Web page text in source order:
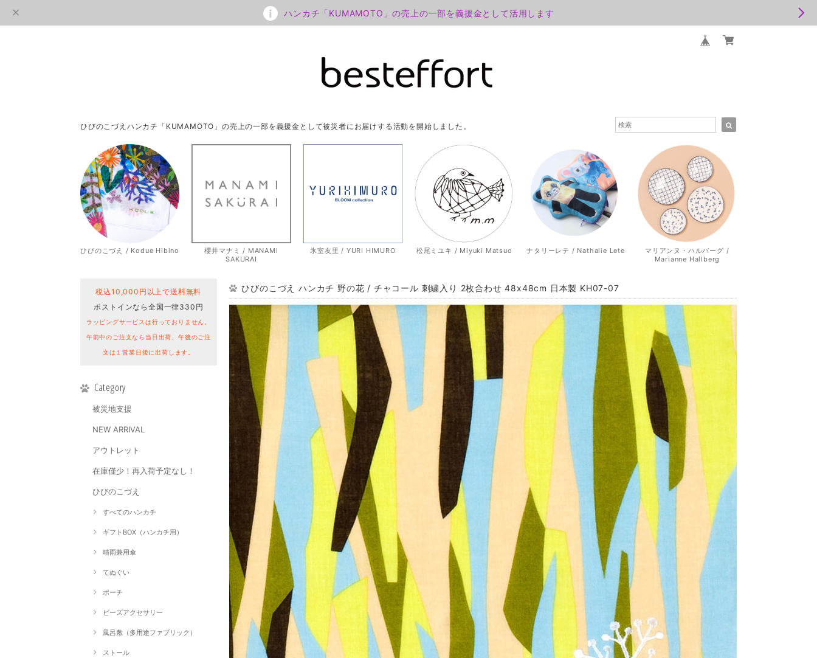
ハンカチ「KUMAMOTO」の売上の一部を義援金として活用します
ひびのこづえハンカチ「KUMAMOTO」の売上の一部を義援金として被災者にお届けする活動を開始しました。
ひびのこづえ / Kodue Hibino
櫻井マナミ / MANAMI
SAKURAI
氷室友里 / YURI HIMURO 松尾ミユキ / Miyuki Matsuo ナタリーレテ / Nathalie Lete
マリアンヌ・ハルバーグ /
Marianne Hallberg
税込10,000円以上で送料無料
ポストインなら全国一律330円
ラッピングサービスは行っておりません。
午前中のご注文なら当日出荷、午後のご注
文は１営業日後に出荷します。
Category
被災地支援
NEW ARRIVAL
アウトレット
在庫僅少！再入荷予定なし！
ひびのこづえ
すべてのハンカチ
ギフトBOX（ハンカチ用）
晴雨兼用傘
てぬぐい
ポーチ
ビーズアクセサリー
風呂敷（多用途ファブリック）
ストール
ひびのこづえ ハンカチ 野の花 / チャコール 刺繍入り 2枚合わせ 48x48cm 日本製 KH07-07